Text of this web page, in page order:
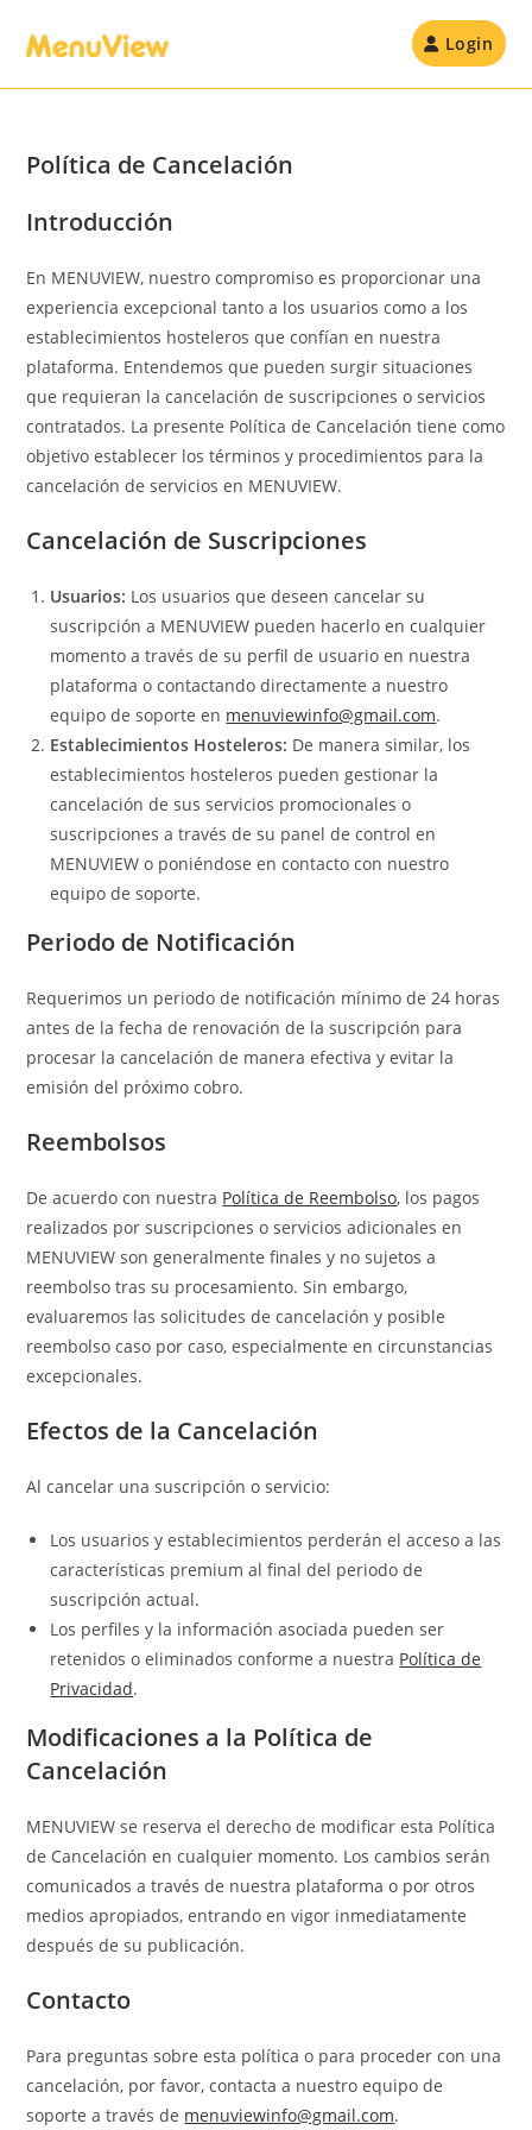
Login
Política de Cancelación
Introducción
En MENUVIEW, nuestro compromiso es proporcionar una
experiencia excepcional tanto a los usuarios como a los
establecimientos hosteleros que confían en nuestra
plataforma. Entendemos que pueden surgir situaciones
que requieran la cancelación de suscripciones o servicios
contratados. La presente Política de Cancelación tiene como
objetivo establecer los términos y procedimientos para la
cancelación de servicios en MENUVIEW.
Cancelación de Suscripciones
Usuarios: Los usuarios que deseen cancelar su
suscripción a MENUVIEW pueden hacerlo en cualquier
momento a través de su perfil de usuario en nuestra
plataforma o contactando directamente a nuestro
equipo de soporte en menuviewinfo@gmail.com.
Establecimientos Hosteleros: De manera similar, los
establecimientos hosteleros pueden gestionar la
cancelación de sus servicios promocionales o
suscripciones a través de su panel de control en
MENUVIEW o poniéndose en contacto con nuestro
equipo de soporte.
Periodo de Notificación
Requerimos un periodo de notificación mínimo de 24 horas
antes de la fecha de renovación de la suscripción para
procesar la cancelación de manera efectiva y evitar la
emisión del próximo cobro.
Reembolsos
De acuerdo con nuestra Política de Reembolso, los pagos
realizados por suscripciones o servicios adicionales en
MENUVIEW son generalmente finales y no sujetos a
reembolso tras su procesamiento. Sin embargo,
evaluaremos las solicitudes de cancelación y posible
reembolso caso por caso, especialmente en circunstancias
excepcionales.
Efectos de la Cancelación
Al cancelar una suscripción o servicio:
Los usuarios y establecimientos perderán el acceso a las
características premium al final del periodo de
suscripción actual.
Los perfiles y la información asociada pueden ser
retenidos o eliminados conforme a nuestra Política de
Privacidad.
Modificaciones a la Política de
Cancelación
MENUVIEW se reserva el derecho de modificar esta Política
de Cancelación en cualquier momento. Los cambios serán
comunicados a través de nuestra plataforma o por otros
medios apropiados, entrando en vigor inmediatamente
después de su publicación.
Contacto
Para preguntas sobre esta política o para proceder con una
cancelación, por favor, contacta a nuestro equipo de
soporte a través de menuviewinfo@gmail.com.